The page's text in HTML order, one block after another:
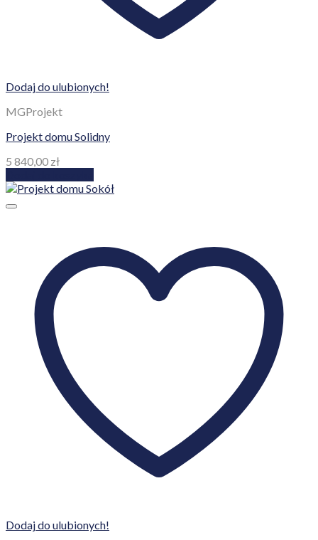
Dodaj do ulubionych!
MGProjekt
Projekt domu Solidny
5 840,00 zł
Dodaj do ulubionych!